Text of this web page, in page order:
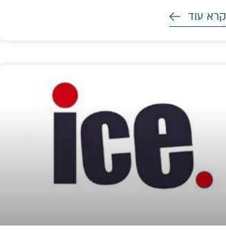
קרא עוד